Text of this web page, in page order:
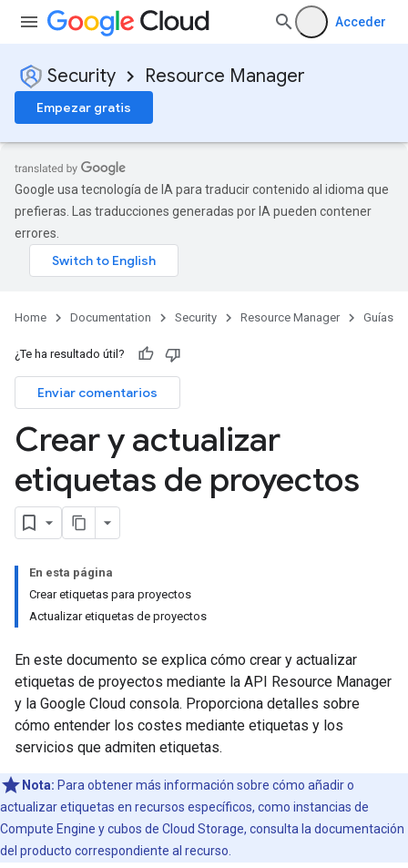
Acceder
Security Resource Manager
Empezar gratis
Google usa tecnología de IA para traducir contenido al idioma que
prefieras. Las traducciones generadas por IA pueden contener
errores.
Home Documentation Security Resource Manager Guías
¿Te ha resultado útil?
Enviar comentarios
Crear y actualizar
etiquetas de proyectos
En esta página
Crear etiquetas para proyectos
Actualizar etiquetas de proyectos
En este documento se explica cómo crear y actualizar
etiquetas de proyectos mediante la API Resource Manager
y la Google Cloud consola. Proporciona detalles sobre
cómo entender los costes mediante etiquetas y los
servicios que admiten etiquetas.
Nota: Para obtener más información sobre cómo añadir o
actualizar etiquetas en recursos específicos, como instancias de
Compute Engine y cubos de Cloud Storage, consulta la documentación
del producto correspondiente al recurso.